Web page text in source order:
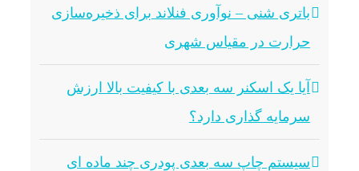
باتری شنی – نوآوری فنلاند برای ذخیره‌سازی
حرارت در مقیاس شهری
آیا یک اسکنر سه بعدی با کیفیت بالا ارزش
سرمایه گذاری دارد؟
سیستم چاپ سه بعدی پودری چند ماده ای